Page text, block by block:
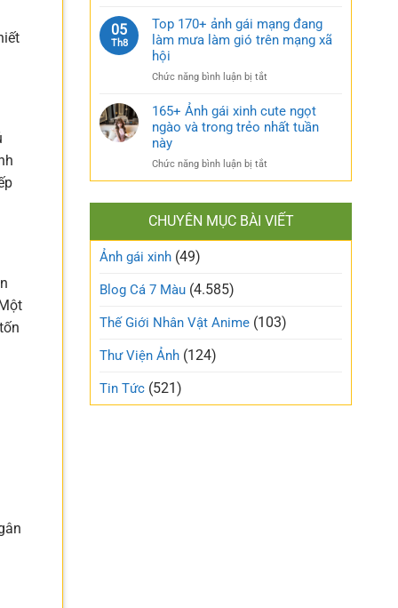
sống
bạo
và
khó
160+
ảnh
phá
định
kiến
đẹp
thông
thường
05
Th8
Top 170+ ảnh gái mạng đang
làm mưa làm gió trên mạng xã
hội
Chức năng bình luận bị tắt
170+
ảnh
đang
làm
làm
gió
trên
165+ Ảnh gái xinh cute ngọt
ngào và trong trẻo nhất tuần
này
Chức năng bình luận bị tắt
165+
xinh
cute
trẻo
nhất
CHUYÊN MỤC BÀI VIẾT
Ảnh gái xinh (49)
Blog Cá 7 Màu (4.585)
Thế Giới Nhân Vật Anime (103)
Thư Viện Ảnh (124)
Tin Tức (521)